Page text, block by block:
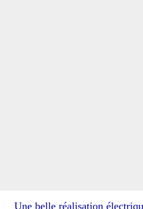
Une belle réalisation